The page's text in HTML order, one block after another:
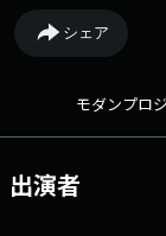
https://
https://
シェア
モダンプロ
出演者